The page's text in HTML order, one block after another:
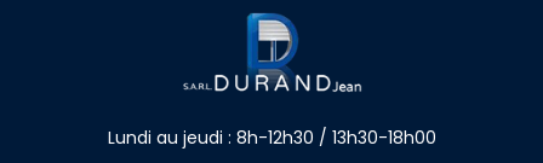
Lundi au jeudi : 8h-12h30 / 13h30-18h00